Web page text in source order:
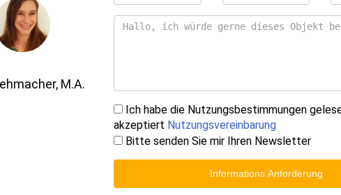
M.A.
Ich habe die Nutzungsbestimmungen
akzeptiert Nutzungsvereinbarung
Bitte senden Sie mir Ihren Newsletter
Informations Anforderung